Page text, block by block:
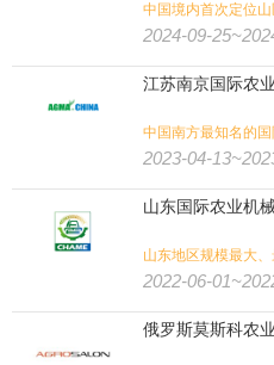
中国境内首次定位
2024-09-
江苏南京国际农
中国南方最知名的
2023-04-
山东国际农业机
山东地区规模最大
2022-06-
俄罗斯莫斯科农